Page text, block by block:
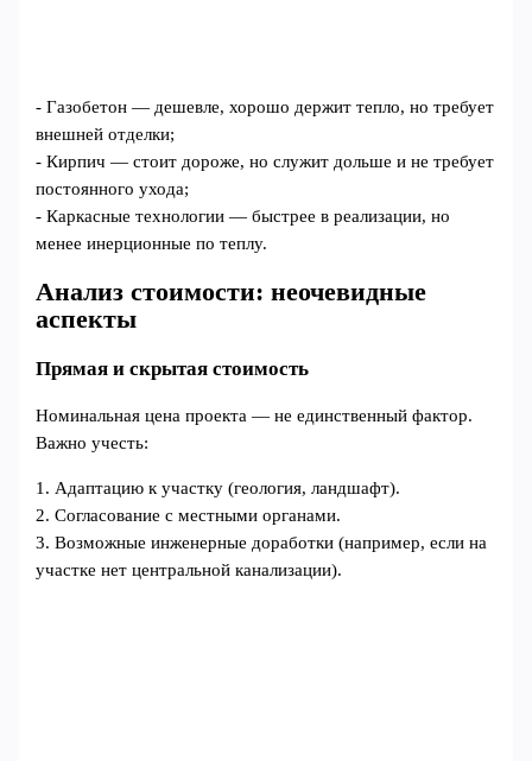
- Газобетон — дешевле, хорошо держит тепло, но требует
внешней отделки;
- Кирпич — стоит дороже, но служит дольше и не требует
постоянного ухода;
- Каркасные технологии — быстрее в реализации, но
менее инерционные по теплу.
Анализ стоимости: неочевидные
аспекты
Прямая и скрытая стоимость
Номинальная цена проекта — не единственный фактор.
Важно учесть:
1. Адаптацию к участку (геология, ландшафт).
2. Согласование с местными органами.
3. Возможные инженерные доработки (например, если на
участке нет центральной канализации).